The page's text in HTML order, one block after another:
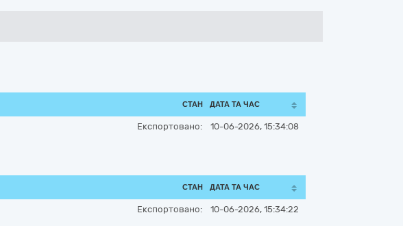
СТАН ДАТА ТА ЧАС
Експортовано: 10-06-2026, 15:34:08
СТАН ДАТА ТА ЧАС
Експортовано: 10-06-2026, 15:34:22